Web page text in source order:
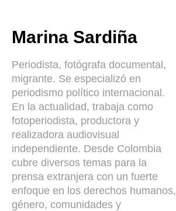
Marina Sardiña
Periodista, fotógrafa documental,
migrante. Se especializó en
periodismo político internacional.
En la actualidad, trabaja como
fotoperiodista, productora y
realizadora audiovisual
independiente. Desde Colombia
cubre diversos temas para la
prensa extranjera con un fuerte
enfoque en los derechos humanos,
género, comunidades y